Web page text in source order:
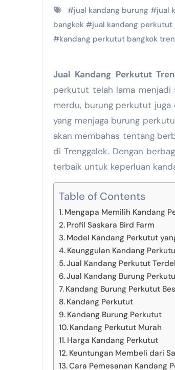
#jual kandang burung #jual
bangkok #jual kandang perkutut
#kandang perkutut bangkok
Jual Kandang Perkutut
perkutut telah lama menjadi
merdu, burung perkutut juga
yang menjaga burung
akan membahas tentang
di Trenggalek. Dengan
terbaik untuk keperluan
Table of Contents
Mengapa Memilih Kandang
Profil Saskara Bird Farm
Model Kandang Perkutut
Keunggulan Kandang
Jual Kandang Perkutut
Jual Kandang Burung
Kandang Burung Perkutut
Kandang Perkutut
Kandang Burung Perkutut
Kandang Perkutut Murah
Harga Kandang Perkutut
Keuntungan Membeli dari
Cara Pemesanan Kandang